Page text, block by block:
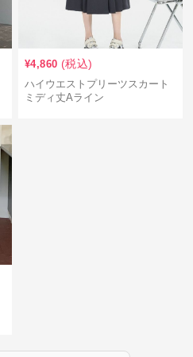
¥4,860 (税込)
ハイウエストプリーツスカート
ミディ丈Aライン